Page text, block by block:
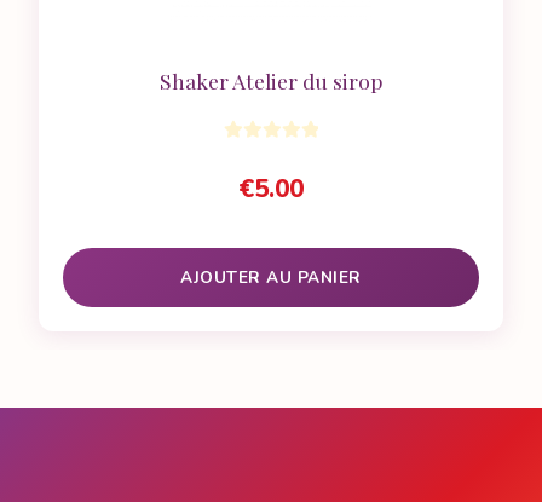
Shaker Atelier du sirop
€5.00
AJOUTER AU PANIER